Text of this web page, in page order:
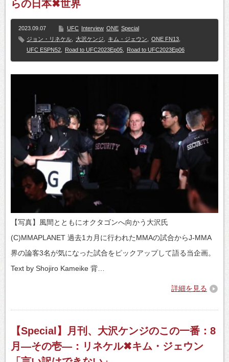
らの日本✖世界
2023.09.07 UFC Interview ONE Special
ジョン・リネケル
大沢ケンジ キム・ジェウン ONE FN13
UFC ESPN52
Road to UFC2023Ep05 Road to UFC2023Ep06
【写真】風間とともにオクタゴンへ向かう大沢氏
(C)MMAPLANET 過去1カ月に行われたMMAの試合からJ-MMA
界の論客3名が気になった試合をピックアップして語る当企画。
Text by Shojiro Kameike 背…
詳細を見る
【Special】月刊、大沢ケンジのこの一番：8
月―その壱―：リネケル✖キム・ジェウン